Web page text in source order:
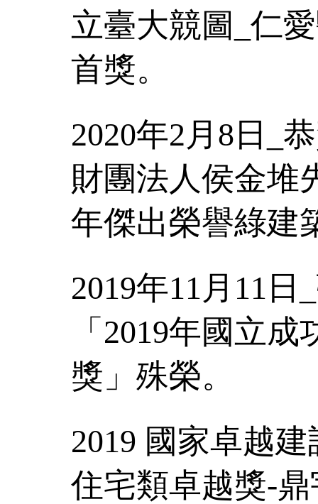
立臺大競圖_仁
首獎。
2020年2月8日_
財團法人侯金堆
年傑出榮譽綠建
2019年11月11
「2019年國立
獎」殊榮。
2019 國家卓越
住宅類卓越獎-